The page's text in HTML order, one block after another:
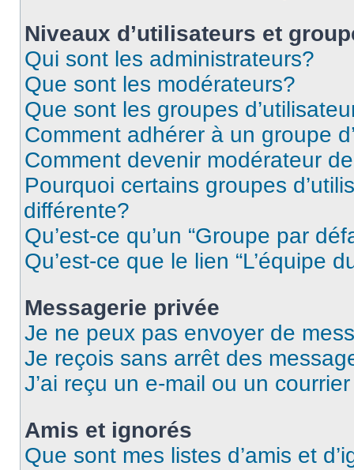
Niveaux d’utilisateurs et
Qui sont les administrateurs?
Que sont les modérateurs?
Que sont les groupes
Comment adhérer à un groupe
Comment devenir modérateur
Pourquoi certains groupes
différente?
Qu’est-ce qu’un “Groupe par
Qu’est-ce que le lien “L’équipe
Messagerie privée
Je ne peux pas envoyer de
Je reçois sans arrêt des
J’ai reçu un e-mail ou un
Amis et ignorés
Que sont mes listes d’amis et